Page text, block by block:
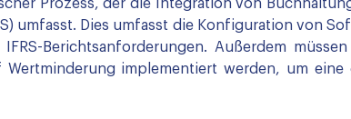
Prozess, der die Integration von
umfasst. Dies umfasst die Konfiguration von
Berichtsanforderungen. Außerdem
implementiert werden, um